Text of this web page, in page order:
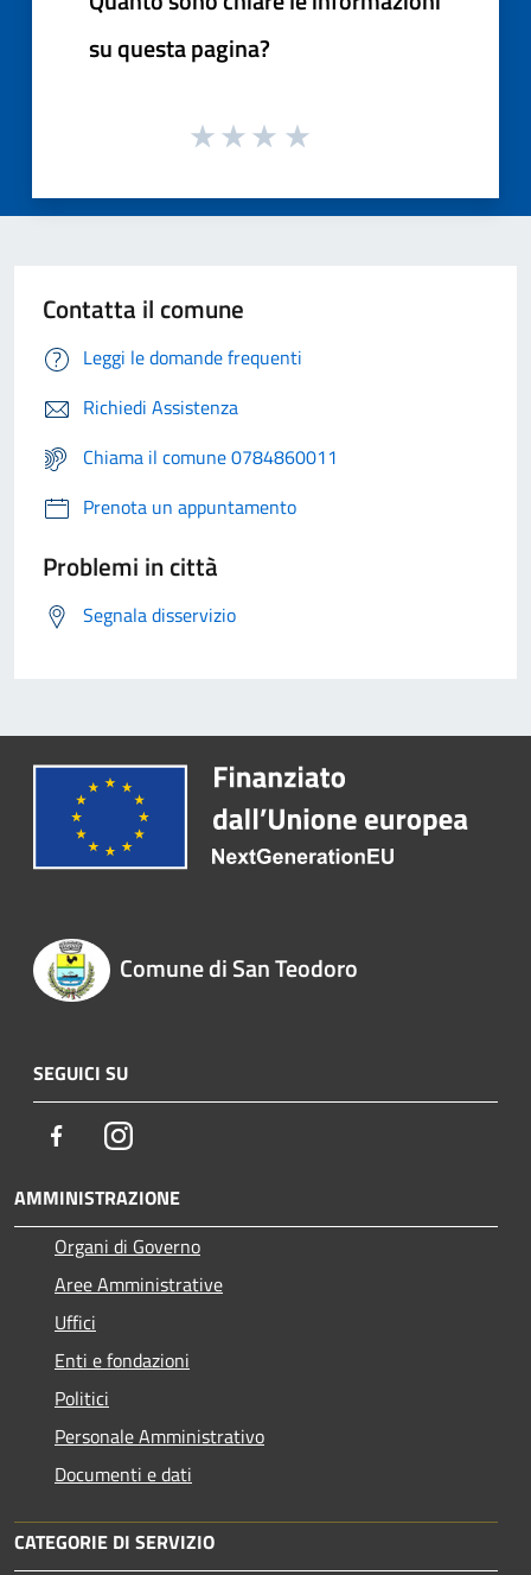
su questa pagina?
Contatta il comune
Leggi le domande frequenti
Richiedi Assistenza
Chiama il comune 0784860011
Prenota un appuntamento
Problemi in città
Segnala disservizio
Comune di San Teodoro
SEGUICI SU
FacebookInstagram
AMMINISTRAZIONE
Organi di Governo
Aree Amministrative
Uffici
Enti e fondazioni
Politici
Personale Amministrativo
Documenti e dati
CATEGORIE DI SERVIZIO